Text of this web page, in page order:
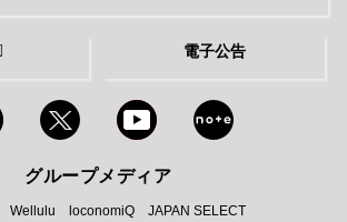
電子公告
グループメディア
Wellulu loconomiQ JAPAN SELECT